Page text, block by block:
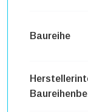
Baureihe